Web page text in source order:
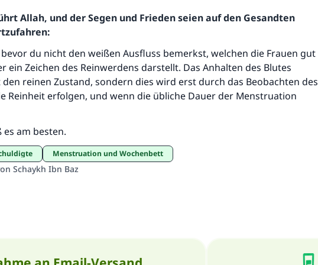
Allah, und der Segen und Frieden seien auf den Gesandten
bevor du nicht den weißen Ausfluss bemerkst, welchen die Frauen gut
ein Zeichen des Reinwerdens darstellt. Das Anhalten des Blutes
den reinen Zustand, sondern dies wird erst durch das Beobachten des
Reinheit erfolgen, und wenn die übliche Dauer der Menstruation
es am besten.
Menstruation und Wochenbett
Schaykh Ibn Baz
Antwort Nr. 110845 rettete eine Ehe.
Unterstütze die Arbeit von Islam Q&A
Der Prophet -Allahs Segen und Frieden auf ihm- sagte:
"Wer zum Guten aufruft, hat den Lohn desjenigen, der sie
durchführt."
Beitrag dazu